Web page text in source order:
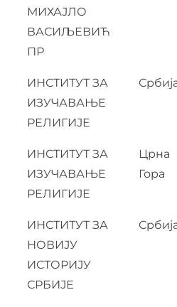
МИХАЈЛО
ВАСИЉЕВИЋ
ПР
ИНСТИТУТ ЗА
ИЗУЧАВАЊЕ
РЕЛИГИЈЕ
ИНСТИТУТ ЗА
ИЗУЧАВАЊЕ
РЕЛИГИЈЕ
Црна
Гора
ИНСТИТУТ ЗА
НОВИЈУ
ИСТОРИЈУ
СРБИЈЕ